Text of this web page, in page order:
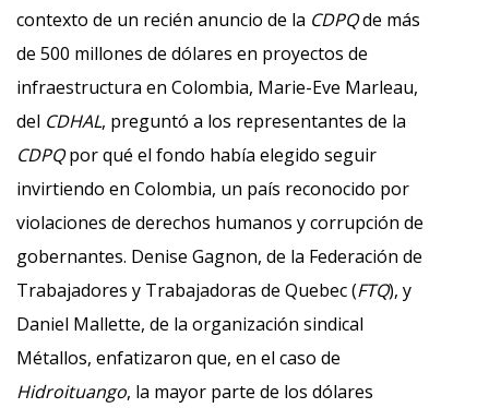
contexto de un recién anuncio de la CDPQde más
de 500 millones de dólares en proyectos de
infraestructura en Colombia, Marie-Eve Marleau,
del CDHAL, preguntó a los representantes de la
CDPQpor qué el fondo había elegido seguir
invirtiendo en Colombia, un país reconocido por
violaciones de derechos humanos y corrupción de
gobernantes. Denise Gagnon, de la Federación de
Trabajadores y Trabajadoras de Quebec (FTQ), y
Daniel Mallette, de la organización sindical
Métallos, enfatizaron que, en el caso de
Hidroituango, la mayor parte de los dólares